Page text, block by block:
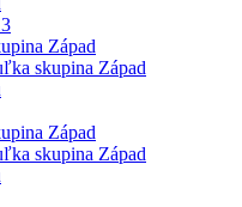
Západ
skupina Západ
Západ
skupina Západ